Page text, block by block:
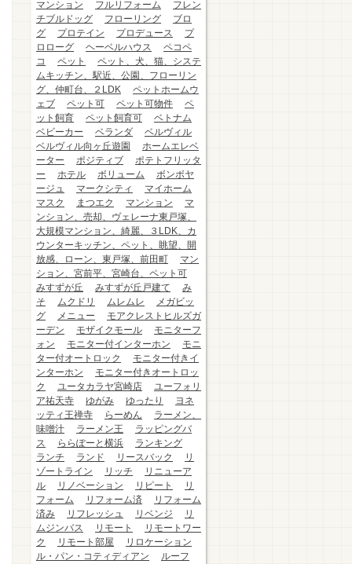
マンション フルリフォーム
フレン
チブルドッグ
フローリング
ブロ
グ
プロテイン プロデュース
プ
ロローグ
ヘーベルハウス
ペコペ
コ
ペット
ペット、犬、猫、システ
ムキッチン、駅近、公園、フローリン
グ、仲町台、２LDK
ペットホームウ
ェブ
ペット可 ペット可物件
ペ
ット飼育
ペット飼育可
ベトナム
ベビーカー
ベランダ
ベルヴィル
ベルヴィル向ヶ丘遊園
ホームエレベ
ーター
ポジティブ
ポテトフリッタ
ー
ホテル ボリューム
ボンボヤ
ージュ
マークシティ
マイホーム
マスク
まつエク マンション
マ
ンション、売却、ヴェレーナ東戸塚、
大規模マンション、綺麗、３LDK、カ
ウンターキッチン、ペット、眺望、開
放感、ローン、東戸塚、前田町
マン
ション、宮前平、宮崎台、ペット可
みすずが丘
みすずが丘戸建て
み
そ
ムクドリ ムレムレ
メガビッ
グ
メニュー
モアクレストヒルズガ
ーデン
モザイクモール
モニターフ
ォン
モニター付インターホン
モニ
ター付オートロック
モニター付きイ
ンターホン
モニター付きオートロッ
ク
ユータカラヤ宮崎店
ユーフォリ
ア祐天寺
ゆがみ ゆったり
ヨネ
ッティ王禅寺
らーめん
ラーメン、
味噌汁
ラーメン王
ラッピングバ
ス
ららぽーと横浜
ランキング
ランチ
ランド リースバック
リ
ゾートライン
リッチ
リニューア
ル
リノベーション リピート
リ
フォーム
リフォーム済
リフォーム
済み
リフレッシュ リベンジ
リ
ムジンバス
リモート
リモートワー
ク
リモート部屋
リロケーション
ル・パン・コティディアン
ルーフ